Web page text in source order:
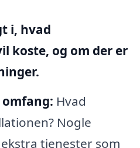
i, hvad
koste, og om der er
Hvad
Nogle
tjenester som